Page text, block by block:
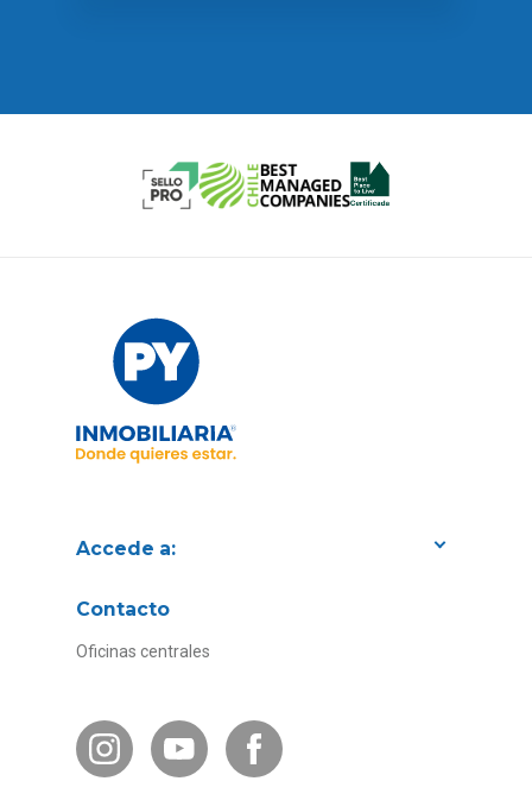
Accede a:
Bases Legales
¿Por qué invertir en PY?
Contacto
Oficinas centrales